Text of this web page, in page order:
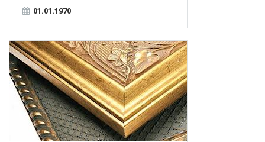
01.01.1970